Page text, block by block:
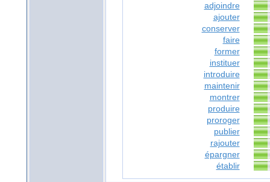
adjoindre
ajouter
conserver
faire
former
instituer
introduire
maintenir
montrer
produire
proroger
publier
rajouter
épargner
établir